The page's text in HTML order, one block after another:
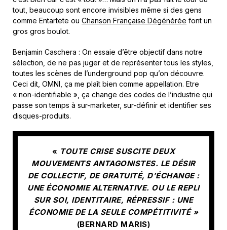
tout, beaucoup sont encore invisibles même si des gens
comme Entartete ou Chanson Française Dégénérée font un
gros gros boulot.
Benjamin Caschera : On essaie d’être objectif dans notre
sélection, de ne pas juger et de représenter tous les styles,
toutes les scènes de l’underground pop qu’on découvre.
Ceci dit, OMNI, ça me plaît bien comme appellation. Etre
« non-identifiable », ça change des codes de l’industrie qui
passe son temps à sur-marketer, sur-définir et identifier ses
disques-produits.
« TOUTE CRISE SUSCITE DEUX
MOUVEMENTS ANTAGONISTES. LE DÉSIR
DE COLLECTIF, DE GRATUITÉ, D’ÉCHANGE :
UNE ÉCONOMIE ALTERNATIVE. OU LE REPLI
SUR SOI, IDENTITAIRE, RÉPRESSIF : UNE
ÉCONOMIE DE LA SEULE COMPÉTITIVITÉ »
(BERNARD MARIS)